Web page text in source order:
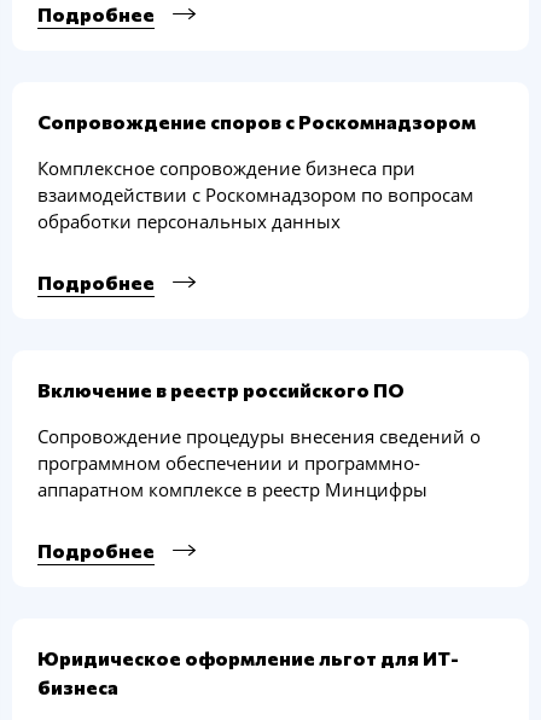
Подробнее
Сопровождение споров с Роскомнадзором
Комплексное сопровождение бизнеса при
взаимодействии с Роскомнадзором по вопросам
обработки персональных данных
Подробнее
Включение в реестр российского ПО
Сопровождение процедуры внесения сведений о
программном обеспечении и программно-
аппаратном комплексе в реестр Минцифры
Подробнее
Юридическое оформление льгот для ИТ-
бизнеса